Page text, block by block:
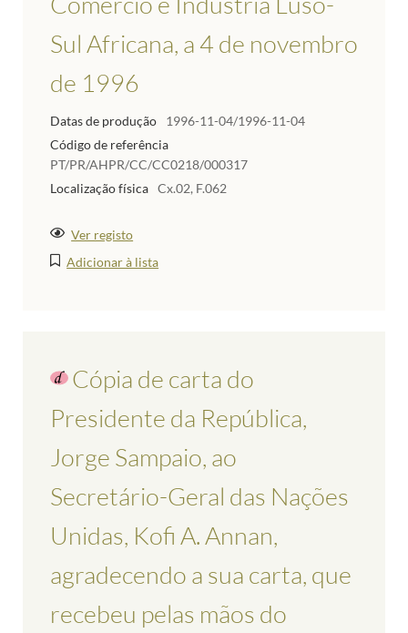
Sul Africana, a 4 de novembro
de 1996
Datas de produção
1996-11-04/1996-11-04
Código de referência
PT/PR/AHPR/CC/CC0218/000317
Localização física Cx.02, F.062
Ver registo
Adicionar à lista
Cópia de carta do
Presidente da República,
Jorge Sampaio, ao
Secretário-Geral das Nações
Unidas, Kofi A. Annan,
agradecendo a sua carta, que
recebeu pelas mãos do